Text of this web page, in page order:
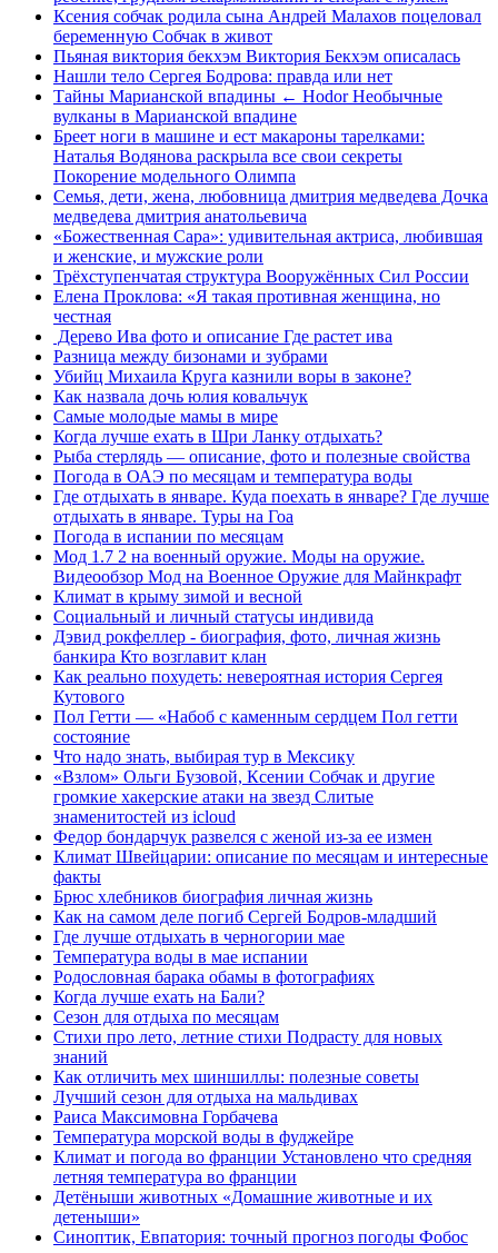
Ксения собчак родила сына Андрей Малахов поцеловал
беременную Собчак в живот
Пьяная виктория бекхэм Виктория Бекхэм описалась
Нашли тело Сергея Бодрова: правда или нет
Тайны Марианской впадины ← Hodor Необычные
вулканы в Марианской впадине
Бреет ноги в машине и ест макароны тарелками:
Наталья Водянова раскрыла все свои секреты
Покорение модельного Олимпа
Семья, дети, жена, любовница дмитрия медведева Дочка
медведева дмитрия анатольевича
«Божественная Сара»: удивительная актриса, любившая
и женские, и мужские роли
Трёхступенчатая структура Вооружённых Сил России
Елена Проклова: «Я такая противная женщина, но
честная
Дерево Ива фото и описание Где растет ива
Разница между бизонами и зубрами
Убийц Михаила Круга казнили воры в законе?
Как назвала дочь юлия ковальчук
Самые молодые мамы в мире
Когда лучше ехать в Шри Ланку отдыхать?
Рыба стерлядь — описание, фото и полезные свойства
Погода в ОАЭ по месяцам и температура воды
Где отдыхать в январе. Куда поехать в январе? Где лучше
отдыхать в январе. Туры на Гоа
Погода в испании по месяцам
Мод 1.7 2 на военный оружие. Моды на оружие.
Видеообзор Мод на Военное Оружие для Майнкрафт
Климат в крыму зимой и весной
Социальный и личный статусы индивида
Дэвид рокфеллер - биография, фото, личная жизнь
банкира Кто возглавит клан
Как реально похудеть: невероятная история Сергея
Кутового
Пол Гетти — «Набоб с каменным сердцем Пол гетти
состояние
Что надо знать, выбирая тур в Мексику
«Взлом» Ольги Бузовой, Ксении Собчак и другие
громкие хакерские атаки на звезд Слитые
знаменитостей из icloud
Федор бондарчук развелся с женой из-за ее измен
Климат Швейцарии: описание по месяцам и интересные
факты
Брюс хлебников биография личная жизнь
Как на самом деле погиб Сергей Бодров-младший
Где лучше отдыхать в черногории мае
Температура воды в мае испании
Родословная барака обамы в фотографиях
Когда лучше ехать на Бали?
Сезон для отдыха по месяцам
Стихи про лето, летние стихи Подрасту для новых
знаний
Как отличить мех шиншиллы: полезные советы
Лучший сезон для отдыха на мальдивах
Раиса Максимовна Горбачева
Температура морской воды в фуджейре
Климат и погода во франции Установлено что средняя
летняя температура во франции
Детёныши животных «Домашние животные и их
детеныши»
Синоптик, Евпатория: точный прогноз погоды Фобос